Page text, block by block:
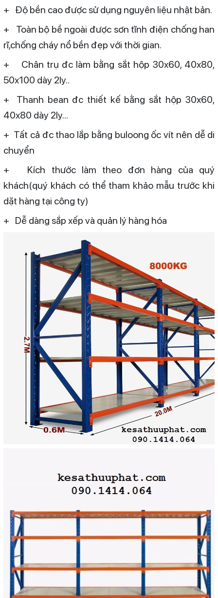
+ Độ bền cao được sử dụng nguyên liệu nhật bản.
+ Toàn bộ bề ngoài được sơn tĩnh điện chống han
rĩ,chống cháy nổ bền đẹp với thời gian.
+ Chân trụ đc làm bằng sắt hộp 30x60, 40x80,
50x100 dày 2ly..
+ Thanh bean đc thiết kế bằng sắt hộp 30x60,
40x80 dày 2ly...
+ Tất cả đc thao lắp bằng buloong ốc vít nên dễ di
chuyển
+ Kích thước làm theo đơn hàng của quý
khách(quý khách có thể tham khảo mẫu trước khi
dặt hàng tại công ty)
+ Dễ dàng sắp xếp và quản lý hàng hóa